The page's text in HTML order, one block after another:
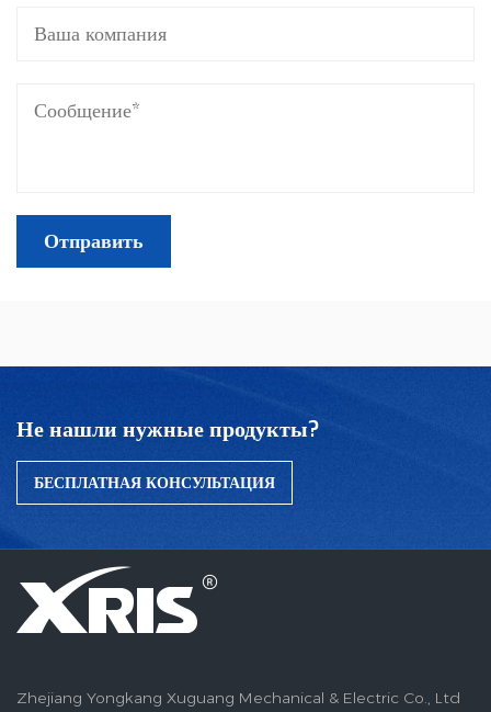
Не нашли нужные продукты?
БЕСПЛАТНАЯ КОНСУЛЬТАЦИЯ
Zhejiang Yongkang Xuguang Mechanical & Electric Co., Ltd